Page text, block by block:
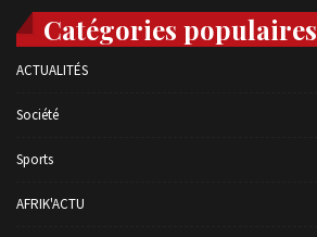
Catégories populaires
ACTUALITÉS
Société
Sports
AFRIK'ACTU